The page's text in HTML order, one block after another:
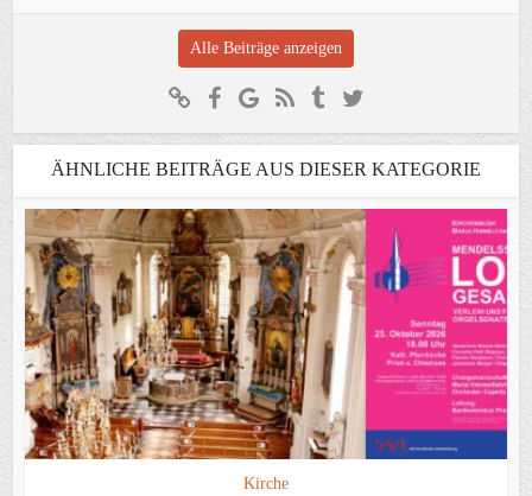
Alle Beiträge anzeigen
ÄHNLICHE BEITRÄGE AUS DIESER KATEGORIE
Kirche